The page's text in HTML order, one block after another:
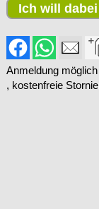
Ich will
Anmeldung
, kostenfreie